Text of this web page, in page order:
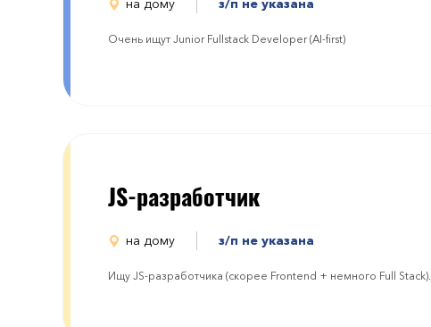
на дому з/п не указана
Очень ищут Junior Fullstack Developer (AI-first)
JS-разработчик
на дому з/п не указана
Ищу JS-разработчика (скорее Frontend + немного Full Stack).